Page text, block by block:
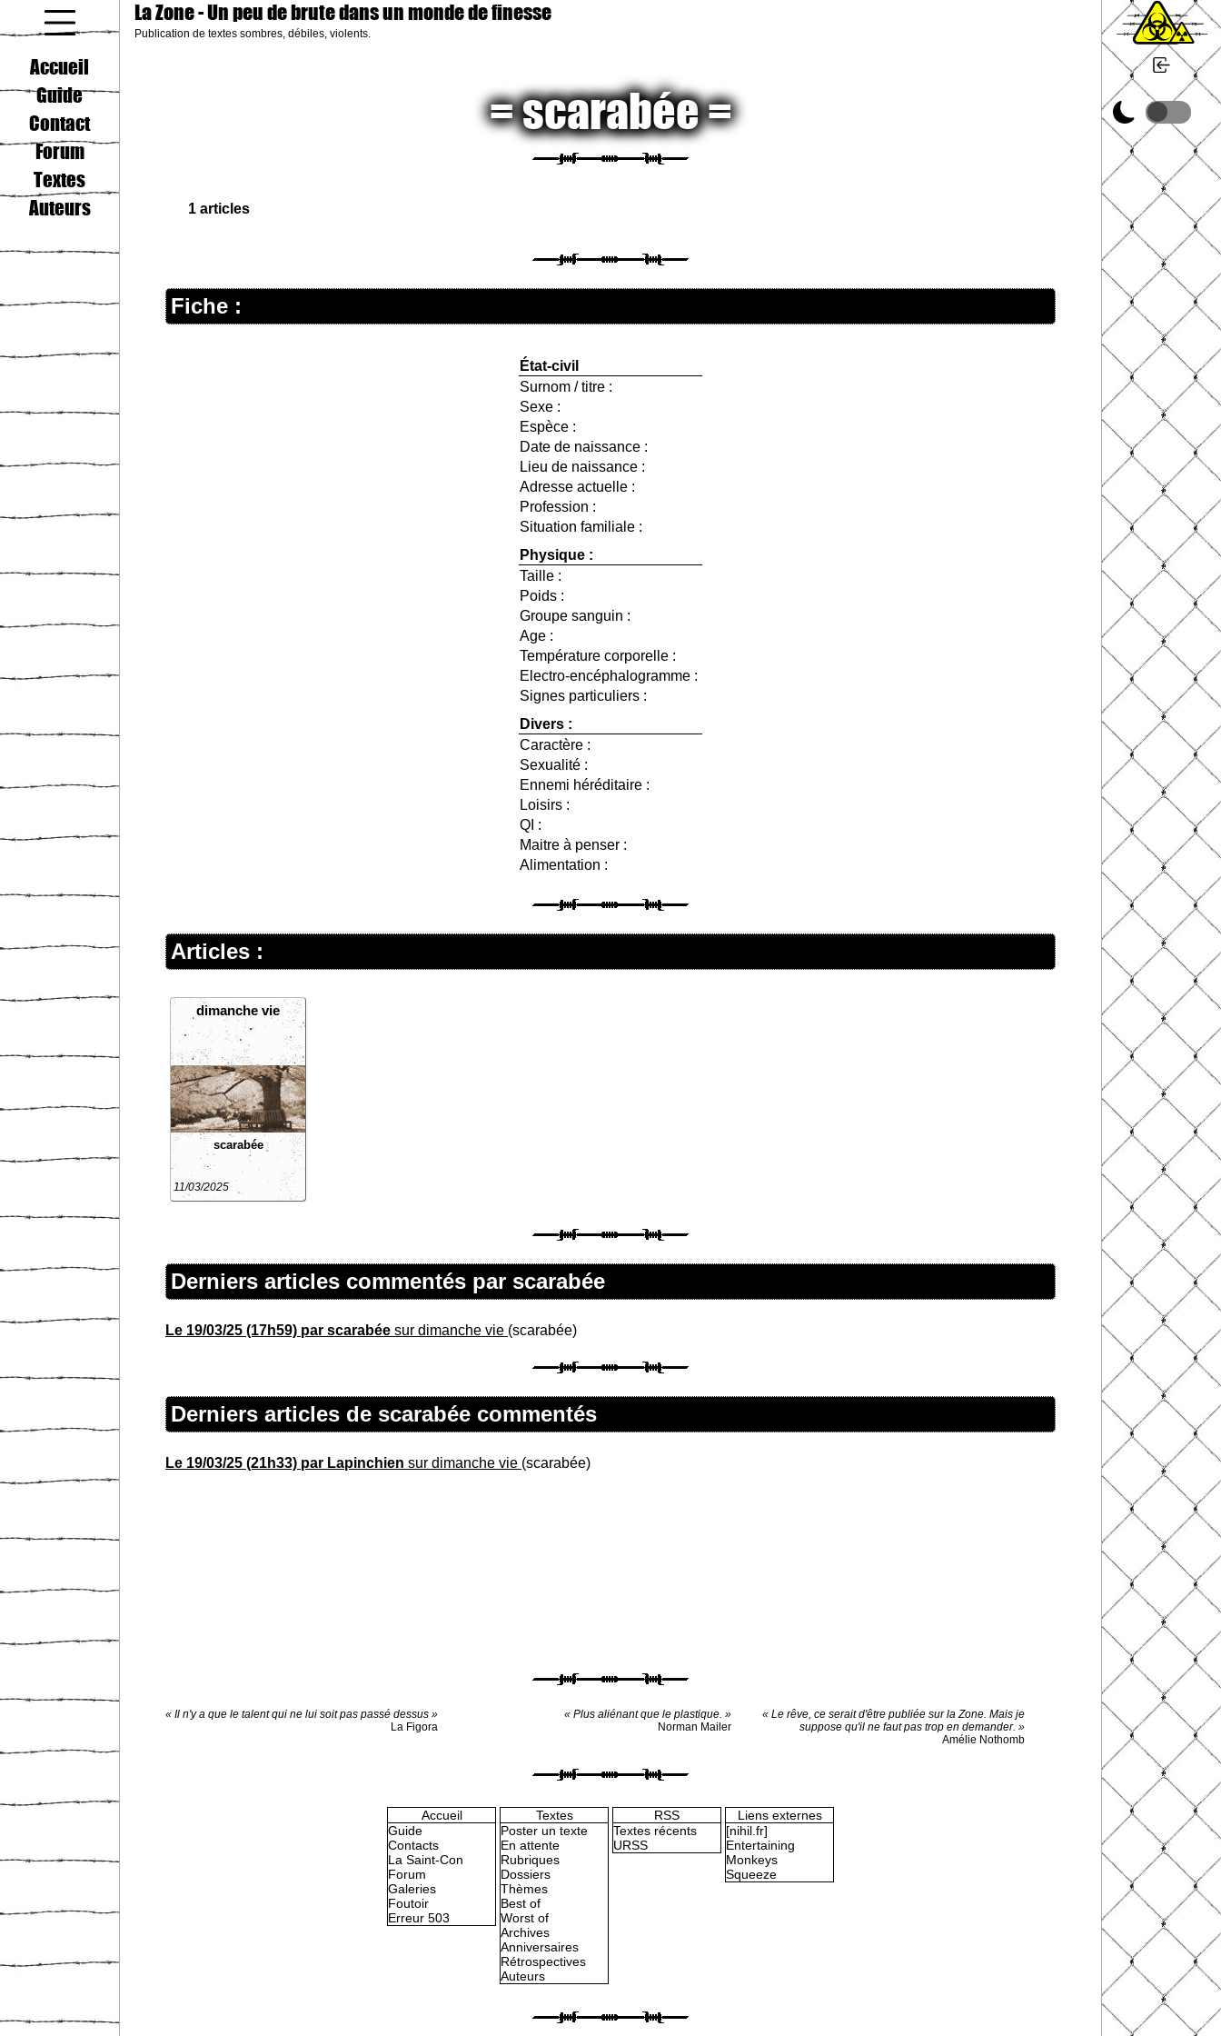
La Zone- Un peu de brute dans un monde de finesse
Publication de textes sombres, débiles, violents.
Accueil
Guide
Contact
Forum
Textes
Auteurs
scarabée
1 articles
Fiche :
État-civil
Surnom / titre :
Sexe :
Espèce :
Date de naissance :
Lieu de naissance :
Adresse actuelle :
Profession :
Situation familiale :
Physique :
Taille :
Poids :
Groupe sanguin :
Age :
Température corporelle :
Electro-encéphalogramme :
Signes particuliers :
Divers :
Caractère :
Sexualité :
Ennemi héréditaire :
Loisirs :
QI :
Maitre à penser :
Alimentation :
Articles :
dimanche vie
scarabée
11/03/2025
Derniers articles commentés par scarabée
Le 19/03/25 (17h59) par scarabée sur dimanche vie (scarabée)
Derniers articles de scarabée commentés
Le 19/03/25 (21h33) par Lapinchien sur dimanche vie (scarabée)
« Il n'y a que le talent qui ne lui soit pas passé dessus »
La Figora
« Plus aliénant que le plastique. »
Norman Mailer
« Le rêve, ce serait d'être publiée sur la Zone. Mais je
suppose qu'il ne faut pas trop en demander. »
Amélie Nothomb
Accueil
Guide
Contacts
La Saint-Con
Forum
Galeries
Foutoir
Erreur 503
Textes
Poster un texte
En attente
Rubriques
Dossiers
Thèmes
Best of
Worst of
Archives
Anniversaires
Rétrospectives
Auteurs
RSS
Textes récents
URSS
Liens externes
[nihil.fr]
Entertaining
Monkeys
Squeeze